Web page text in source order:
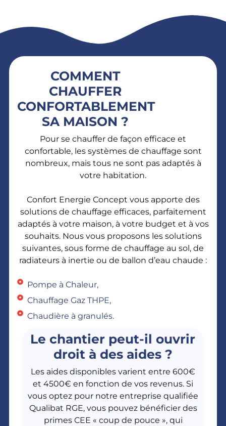
COMMENT
CHAUFFER
CONFORTABLEMENT
SA MAISON ?
Pour se chauffer de façon efficace et
confortable, les systèmes de chauffage sont
nombreux, mais tous ne sont pas adaptés à
votre habitation.
Confort Energie Concept vous apporte des
solutions de chauffage efficaces, parfaitement
adaptés à votre maison, à votre budget et à vos
souhaits. Nous vous proposons les solutions
suivantes, sous forme de chauffage au sol, de
radiateurs à inertie ou de ballon d’eau chaude :
Pompe à Chaleur,
Chauffage Gaz THPE,
Chaudière à granulés.
Le chantier peut-il ouvrir
droit à des aides ?
Les aides disponibles varient entre 600€
et 4500€ en fonction de vos revenus. Si
vous optez pour notre entreprise qualifiée
Qualibat RGE, vous pouvez bénéficier des
primes CEE « coup de pouce », qui